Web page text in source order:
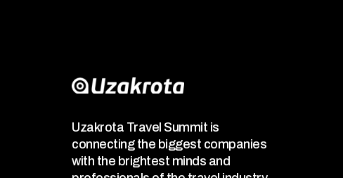
Uzakrota Travel Summit is
connecting the biggest companies
with the brightest minds and